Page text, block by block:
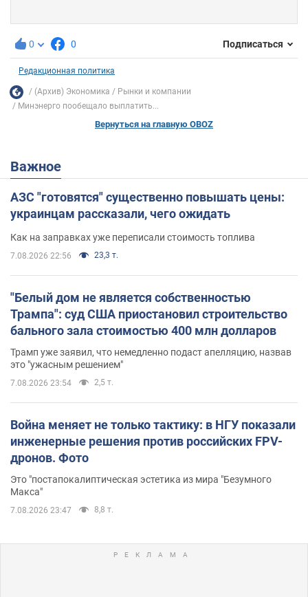
0 0 Подписаться
Редакционная политика
(Архив) Экономика
Рынки и компании
Минэнерго пообещало выплатить...
Вернуться на главную OBOZ
Важное
АЗС "готовятся" существенно повышать цены:
украинцам рассказали, чего ожидать
Как на заправках уже переписали стоимость топлива
7.08.2026 22:56 23,3 т.
"Белый дом не является собственностью
Трампа": суд США приостановил строительство
бального зала стоимостью 400 млн долларов
Трамп уже заявил, что немедленно подаст апелляцию, назвав
это "ужасным решением"
7.08.2026 23:54 2,5 т.
Война меняет не только тактику: в НГУ показали
инженерные решения против российских FPV-
дронов. Фото
Это "постапокалиптическая эстетика из мира "Безумного
Макса"
7.08.2026 23:47 8,8 т.